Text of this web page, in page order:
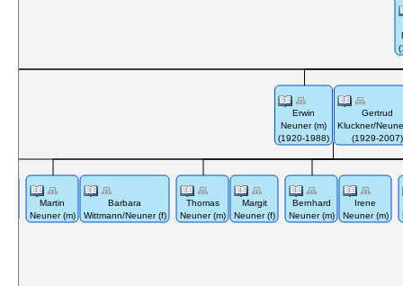
Erwin
Neuner (m)
(1920-1988)
Gertrud
Kluckner/
(1929-2007)
Martin
Neuner (m)
Barbara
Wittmann/Neuner (f)
Thomas
Neuner (m)
Margit
Neuner (f)
Bernhard
Neuner (m)
Irene
Neuner (m)